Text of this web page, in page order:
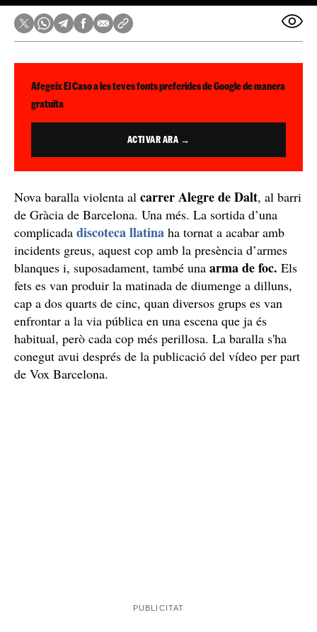
Afegeix El Caso a les teves fonts preferides de Google de manera
gratuïta
ACTIVAR ARA →
Nova baralla violenta al carrer Alegre de Dalt, al barri
de Gràcia de Barcelona. Una més. La sortida d’una
complicada discoteca llatina ha tornat a acabar amb
incidents greus, aquest cop amb la presència d’armes
blanques i, suposadament, també una arma de foc. Els
fets es van produir la matinada de diumenge a dilluns,
cap a dos quarts de cinc, quan diversos grups es van
enfrontar a la via pública en una escena que ja és
habitual, però cada cop més perillosa. La baralla s'ha
conegut avui després de la publicació del vídeo per part
de Vox Barcelona.